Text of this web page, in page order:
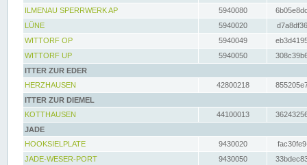
ILMENAU SPERRWERK AP
5940080
LÜNE
5940020
WITTORF OP
5940049
WITTORF UP
5940050
ITTER ZUR EDER
HERZHAUSEN
42800218
ITTER ZUR DIEMEL
KOTTHAUSEN
44100013
JADE
HOOKSIELPLATE
9430020
JADE-WESER-PORT
9430050